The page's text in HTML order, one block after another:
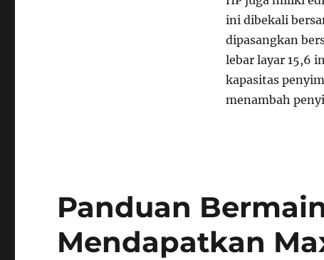
ini dibekali
dipasangkan
lebar layar 15,6
kapasitas
menambah
Panduan
Mendapatkan